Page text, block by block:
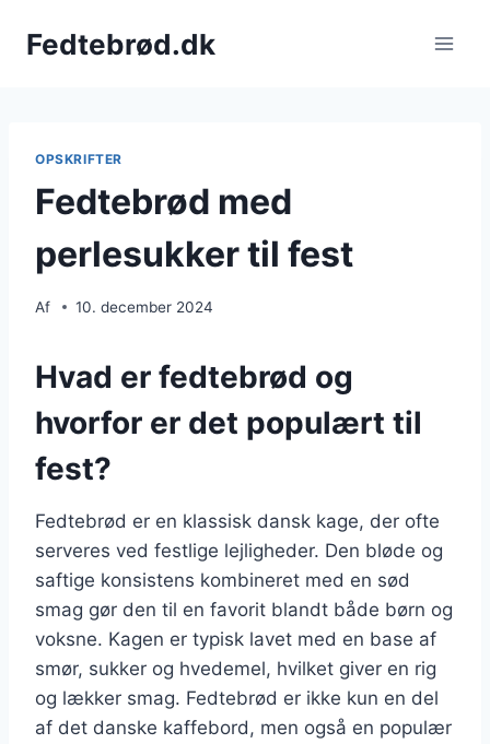
Fedtebrød.dk
OPSKRIFTER
Fedtebrød med
perlesukker til fest
Af 10. december 2024
Hvad er fedtebrød og
hvorfor er det populært til
fest?
Fedtebrød er en klassisk dansk kage, der ofte
serveres ved festlige lejligheder. Den bløde og
saftige konsistens kombineret med en sød
smag gør den til en favorit blandt både børn og
voksne. Kagen er typisk lavet med en base af
smør, sukker og hvedemel, hvilket giver en rig
og lækker smag. Fedtebrød er ikke kun en del
af det danske kaffebord, men også en populær